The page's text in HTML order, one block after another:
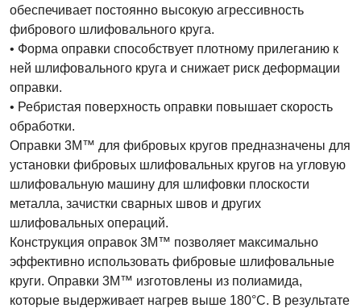
обеспечивает постоянно высокую агрессивность
фибрового шлифовального круга.
• Форма оправки способствует плотному прилеганию к
ней шлифовального круга и снижает риск деформации
оправки.
• Ребристая поверхность оправки повышает скорость
обработки.
Оправки 3M™ для фибровых кругов предназначены для
установки фибровых шлифовальных кругов на угловую
шлифовальную машину для шлифовки плоскости
металла, зачистки сварных швов и других
шлифовальных операций.
Конструкция оправок 3M™ позволяет максимально
эффективно использовать фибровые шлифовальные
круги. Оправки 3M™ изготовлены из полиамида,
которые выдерживает нагрев выше 180°С. В результате